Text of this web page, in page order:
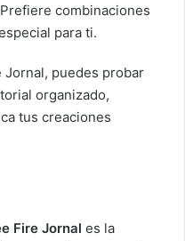
combinaciones
para ti.
Jornal, puedes probar
organizado,
tus creaciones
Fire Jornal es la